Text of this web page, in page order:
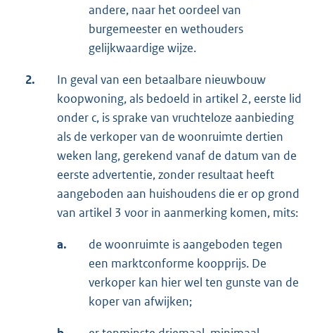
andere, naar het oordeel van
burgemeester en wethouders
gelijkwaardige wijze.
2.
In geval van een betaalbare nieuwbouw
koopwoning, als bedoeld in artikel 2, eerste lid
onder c, is sprake van vruchteloze aanbieding
als de verkoper van de woonruimte dertien
weken lang, gerekend vanaf de datum van de
eerste advertentie, zonder resultaat heeft
aangeboden aan huishoudens die er op grond
van artikel 3 voor in aanmerking komen, mits:
a.
de woonruimte is aangeboden tegen
een marktconforme koopprijs. De
verkoper kan hier wel ten gunste van de
koper van afwijken;